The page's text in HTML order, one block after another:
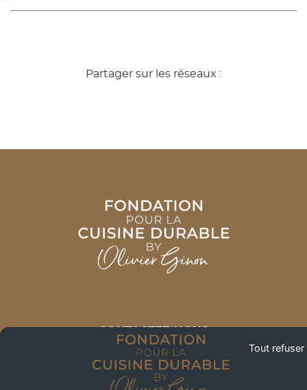
Partager sur les réseaux :
CONTACTEZ-NOUS
+33 (0) 6 77 78 16 46
59, QUAI RAMBAUD
Tout refuser